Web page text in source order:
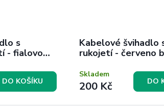
s
- fialovo
DO KOŠÍKU
Kabelové švihadlo
rukojetí - červeno
200 Kč
Skladem
DO